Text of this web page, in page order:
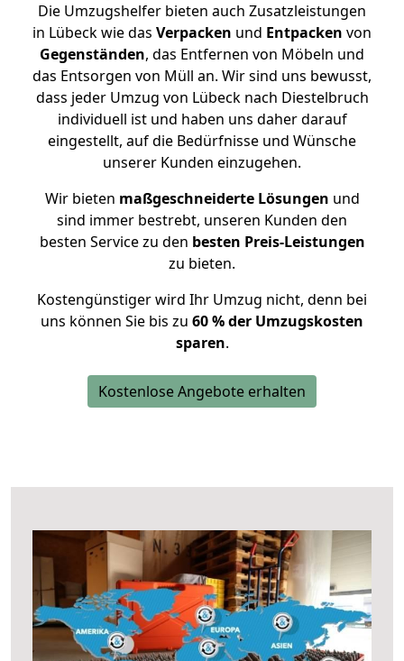
Die Umzugshelfer bieten auch Zusatzleistungen
in Lübeck wie das Verpacken und Entpacken von
Gegenständen, das Entfernen von Möbeln und
das Entsorgen von Müll an. Wir sind uns bewusst,
dass jeder Umzug von Lübeck nach Diestelbruch
individuell ist und haben uns daher darauf
eingestellt, auf die Bedürfnisse und Wünsche
unserer Kunden einzugehen.
Wir bieten maßgeschneiderte Lösungen und
sind immer bestrebt, unseren Kunden den
besten Service zu den besten Preis-Leistungen
zu bieten.
Kostengünstiger wird Ihr Umzug nicht, denn bei
uns können Sie bis zu 60 % der Umzugskosten
sparen.
Kostenlose Angebote erhalten